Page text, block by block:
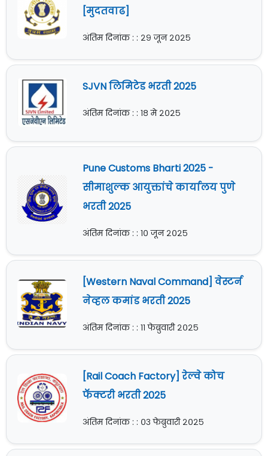
[मुदतवाढ]
अंतिम दिनांक : : २९ जून २०२५
SJVN लिमिटेड भरती 2025
अंतिम दिनांक : : १८ मे २०२५
Pune Customs Bharti 2025 -
सीमाशुल्क आयुक्तांचे कार्यालय पुणे
भरती 2025
अंतिम दिनांक : : १० जून २०२५
[Western Naval Command] वेस्टर्न
नेव्हल कमांड भरती 2025
अंतिम दिनांक : : ११ फेब्रुवारी २०२५
[Rail Coach Factory] रेल्वे कोच
फॅक्टरी भरती 2025
अंतिम दिनांक : : ०३ फेब्रुवारी २०२५